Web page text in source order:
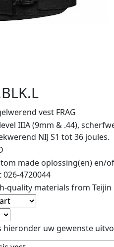
vest FRAG
IIIA (9mm & .44),
NIJ S1 tot 36 joules.
made oplossing(en) en/
026-4720044
quality materials from Teijin
hieronder uw gewenste